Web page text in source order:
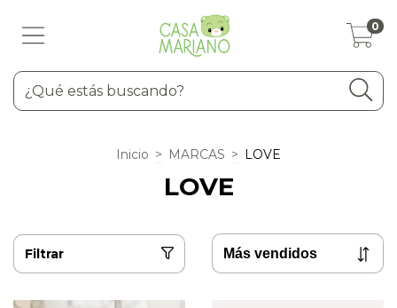
0
Inicio > MARCAS > LOVE
LOVE
Filtrar